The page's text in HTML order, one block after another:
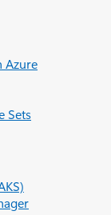
Azure
Sets